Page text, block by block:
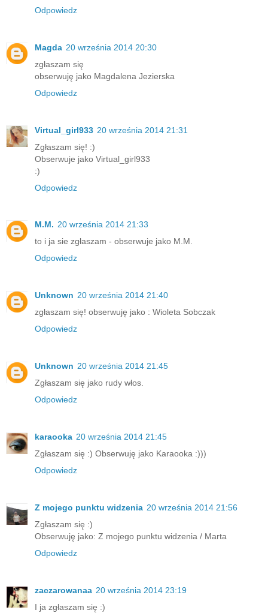
Odpowiedz
Magda 20 września 2014 20:30
zgłaszam się
obserwuję jako Magdalena Jezierska
Odpowiedz
Virtual_girl933 20 września 2014 21:31
Zgłaszam się! :)
Obserwuje jako Virtual_girl933
:)
Odpowiedz
M.M. 20 września 2014 21:33
to i ja sie zgłaszam - obserwuje jako M.M.
Odpowiedz
Unknown 20 września 2014 21:40
zgłaszam się! obserwuję jako : Wioleta Sobczak
Odpowiedz
Unknown 20 września 2014 21:45
Zgłaszam się jako rudy włos.
Odpowiedz
karaooka 20 września 2014 21:45
Zgłaszam się :) Obserwuję jako Karaooka :)))
Odpowiedz
Z mojego punktu widzenia 20 września 2014 21:56
Zgłaszam się :)
Obserwuję jako: Z mojego punktu widzenia / Marta
Odpowiedz
zaczarowanaa 20 września 2014 23:19
I ja zgłaszam się :)